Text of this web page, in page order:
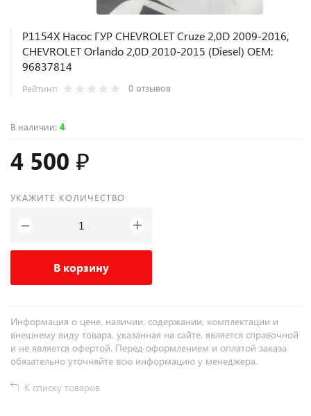
P1154X Насос ГУР CHEVROLET Cruze 2,0D 2009-2016,
CHEVROLET Orlando 2,0D 2010-2015 (Diesel) OEM:
96837814
Рейтинг: 0 отзывов
В наличии: 4
4 500 ₽
УКАЖИТЕ КОЛИЧЕСТВО
− +
В корзину
Информация о цене, наличии, содержании, комплектации и
внешнему виду товара, указанная на сайте, является справочной
и не является офертой. Перед оформлением и оплатой заказа
обязательно уточняйте всю информацию у менеджера.
К списку товаров